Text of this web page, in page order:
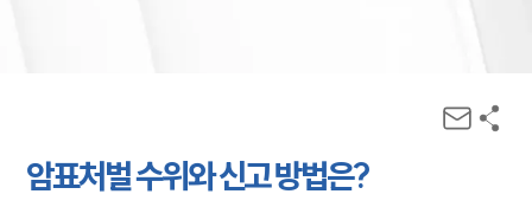
암표처벌 수위와 신고 방법은?